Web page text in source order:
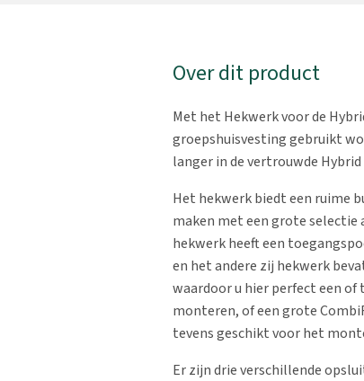
Over dit product
Met het Hekwerk voor de
groepshuisvesting gebruikt
langer in de vertrouwde
Het hekwerk biedt een ruime
maken met een grote selectie
hekwerk heeft een
en het andere zij hekwerk
waardoor u hier perfect een of
monteren, of een grote
tevens geschikt voor het
Er zijn drie verschillende